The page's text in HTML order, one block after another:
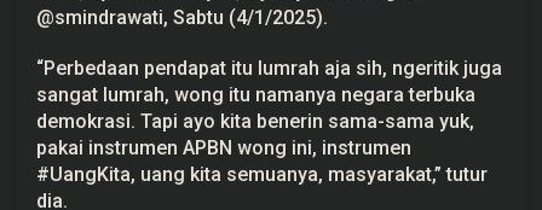
a
t
i
c
a
r
@smindrawati, Sabtu (4/1/2025).
“Perbedaan pendapat itu lumrah aja sih, ngeritik juga
sangat lumrah, wong itu namanya negara terbuka
demokrasi. Tapi ayo kita benerin sama-sama yuk,
pakai instrumen APBN wong ini, instrumen
#UangKita, uang kita semuanya, masyarakat,” tutur
dia.